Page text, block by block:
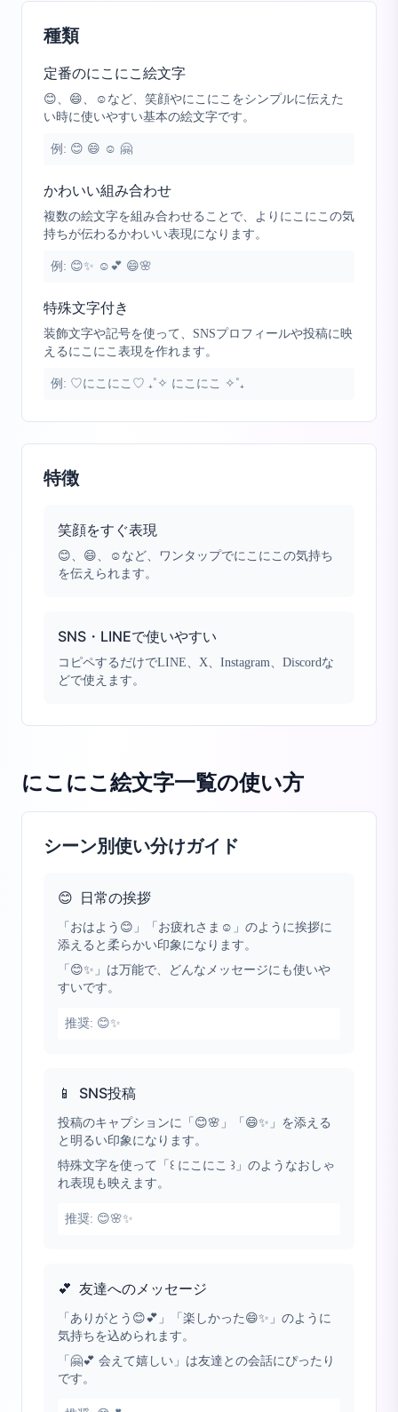
種類
定番のにこにこ絵文字
😊、😄、☺️など、笑顔やにこにこをシンプルに伝えた
い時に使いやすい基本の絵文字です。
例: 😊 😄 ☺️ 🤗
かわいい組み合わせ
複数の絵文字を組み合わせることで、よりにこにこの気
持ちが伝わるかわいい表現になります。
例: 😊✨ ☺️💕 😄🌸
特殊文字付き
装飾文字や記号を使って、SNSプロフィールや投稿に映
えるにこにこ表現を作れます。
例: ♡にこにこ♡ ₊˚✧ にこにこ ✧˚₊
特徴
笑顔をすぐ表現
😊、😄、☺️など、ワンタップでにこにこの気持ち
を伝えられます。
SNS・LINEで使いやすい
コピペするだけでLINE、X、Instagram、Discordな
どで使えます。
にこにこ絵文字一覧の使い方
シーン別使い分けガイド
😊 日常の挨拶
「おはよう😊」「お疲れさま☺️」のように挨拶に
添えると柔らかい印象になります。
「😊✨」は万能で、どんなメッセージにも使いや
すいです。
推奨: 😊✨
📱 SNS投稿
投稿のキャプションに「😊🌸」「😄✨」を添える
と明るい印象になります。
特殊文字を使って「꒰ にこにこ ꒱」のようなおしゃ
れ表現も映えます。
推奨: 😊🌸✨
💕 友達へのメッセージ
「ありがとう😊💕」「楽しかった😄✨」のように
気持ちを込められます。
「🤗💕 会えて嬉しい」は友達との会話にぴったり
です。